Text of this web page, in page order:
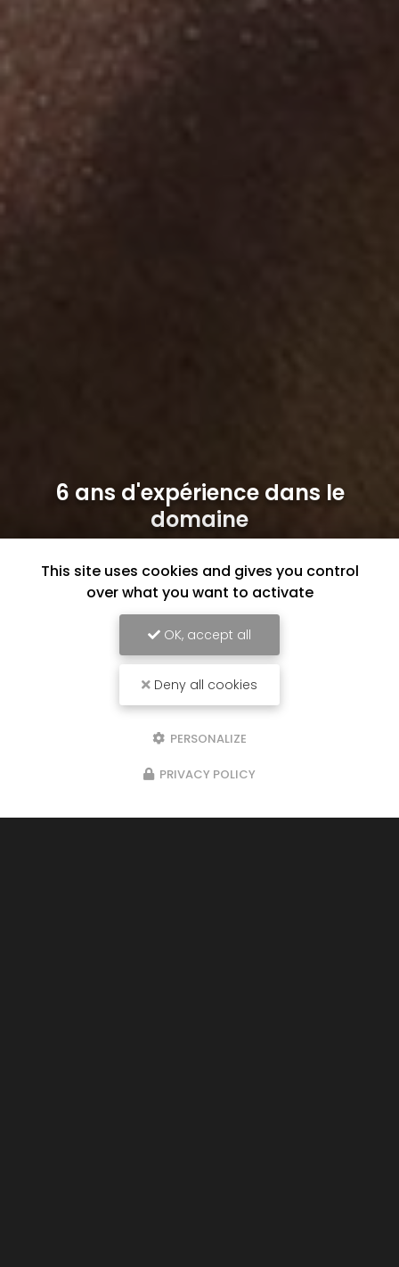
6 ans d'expérience dans le
domaine
This site uses cookies and gives you control
over what you want to activate
OK, accept all
Deny all cookies
PERSONALIZE
PRIVACY POLICY